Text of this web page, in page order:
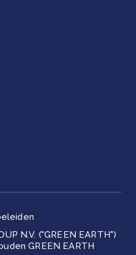
N.V. ("GREEN EARTH")
GREEN EARTH